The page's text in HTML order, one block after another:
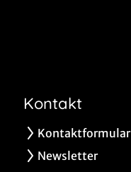
Kontakt
Kontaktformular
Newsletter